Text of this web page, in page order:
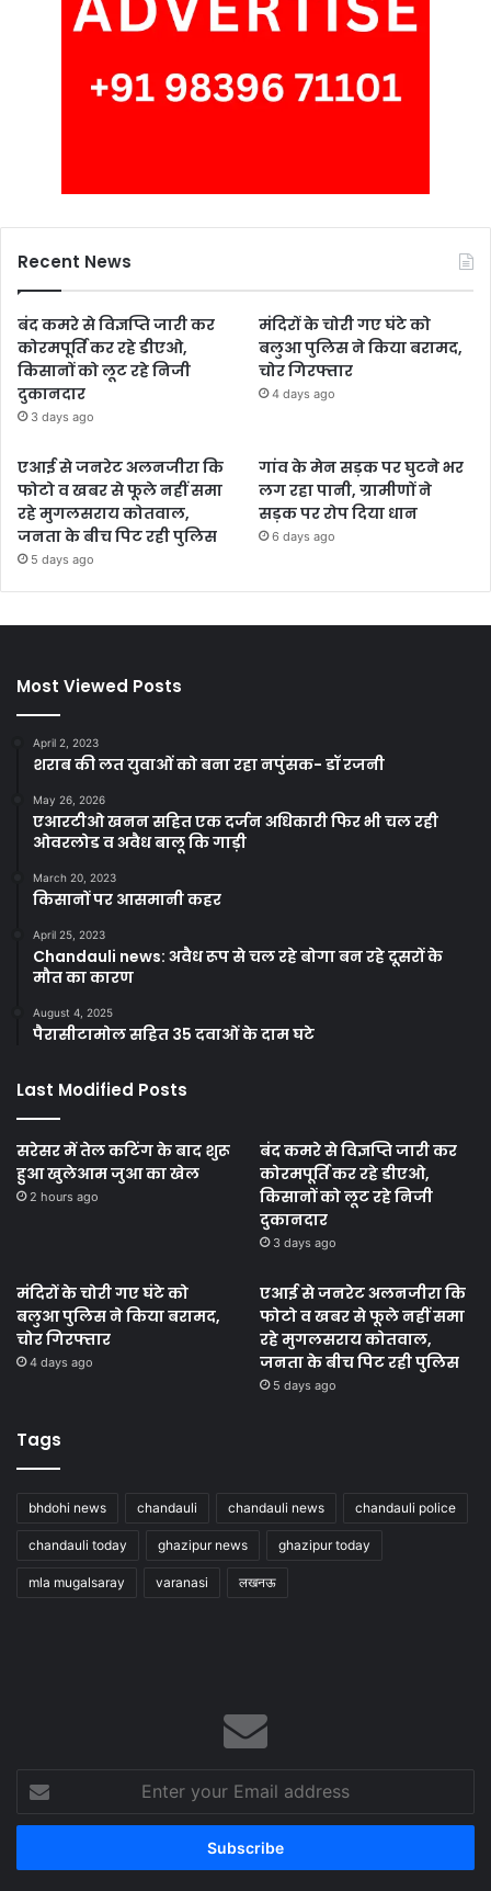
Recent News
बंद कमरे से विज्ञप्ति जारी कर
कोरमपूर्ति कर रहे डीएओ,
किसानों को लूट रहे निजी
दुकानदार
3 days ago
मंदिरों के चोरी गए घंटे को
बलुआ पुलिस ने किया बरामद,
चोर गिरफ्तार
4 days ago
एआई से जनरेट अलनजीरा कि
फोटो व खबर से फूले नहीं समा
रहे मुगलसराय कोतवाल,
जनता के बीच पिट रही पुलिस
5 days ago
गांव के मेन सड़क पर घुटने भर
लग रहा पानी, ग्रामीणों ने
सड़क पर रोप दिया धान
6 days ago
Most Viewed Posts
April 2, 2023
शराब की लत युवाओं को बना रहा नपुंसक- डॉ रजनी
May 26, 2026
एआरटीओ खनन सहित एक दर्जन अधिकारी फिर भी चल रही
ओवरलोड व अवैध बालू कि गाड़ी
March 20, 2023
किसानों पर आसमानी कहर
April 25, 2023
Chandauli news: अवैध रूप से चल रहे बोगा बन रहे दूसरों के
मौत का कारण
August 4, 2025
पैरासीटामोल सहित 35 दवाओं के दाम घटे
Last Modified Posts
सरेसर में तेल कटिंग के बाद शुरू
हुआ खुलेआम जुआ का खेल
2 hours ago
बंद कमरे से विज्ञप्ति जारी कर
कोरमपूर्ति कर रहे डीएओ,
किसानों को लूट रहे निजी
दुकानदार
3 days ago
मंदिरों के चोरी गए घंटे को
बलुआ पुलिस ने किया बरामद,
चोर गिरफ्तार
4 days ago
एआई से जनरेट अलनजीरा कि
फोटो व खबर से फूले नहीं समा
रहे मुगलसराय कोतवाल,
जनता के बीच पिट रही पुलिस
5 days ago
Tags
bhdohi news chandauli chandauli news chandauli police
chandauli today ghazipur news ghazipur today
mla mugalsaray varanasi लखनऊ
your
Email